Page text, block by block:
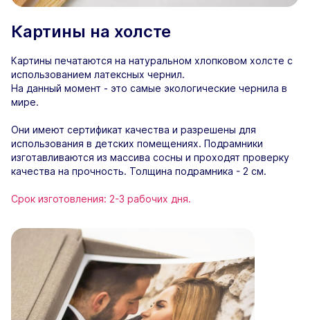
Картины на холсте
Картины печатаются на натуральном хлопковом холсте с
использованием латексных чернил.
На данный момент - это самые экологические чернила в
мире.
Они имеют сертификат качества и разрешены для
использования в детских помещениях. Подрамники
изготавливаются из массива сосны и проходят проверку
качества на прочность. Толщина подрамника - 2 см.
Срок изготовления: 2-3 рабочих дня.